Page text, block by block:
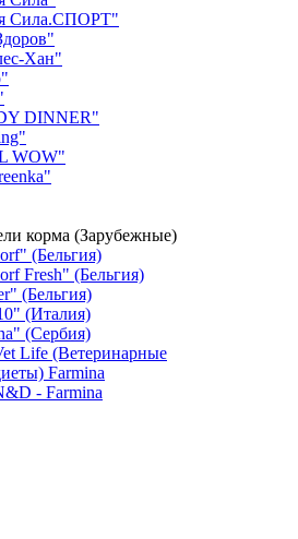
Сила.СПОРТ"
Хан"
DINNER"
WOW"
корма (Зарубежные)
(Бельгия)
Fresh" (Бельгия)
(Бельгия)
(Италия)
(Сербия)
Life (Ветеринарные
Farmina
- Farmina